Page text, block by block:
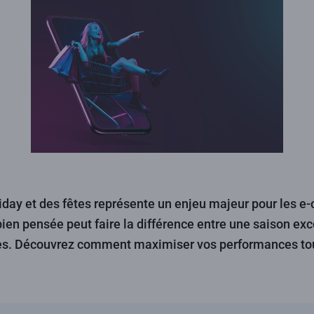
et des fêtes représente un enjeu majeur pour les
pensée peut faire la différence entre une saison
Découvrez comment maximiser vos performances